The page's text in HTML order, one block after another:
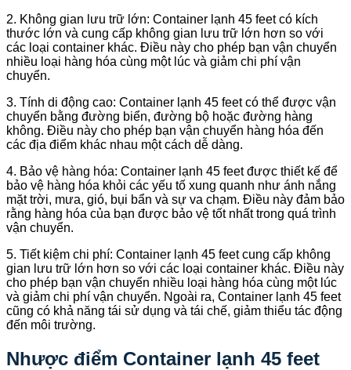
2. Không gian lưu trữ lớn: Container lạnh 45 feet có kích
thước lớn và cung cấp không gian lưu trữ lớn hơn so với
các loại container khác. Điều này cho phép bạn vận chuyển
nhiều loại hàng hóa cùng một lúc và giảm chi phí vận
chuyển.
3. Tính di động cao: Container lạnh 45 feet có thể được vận
chuyển bằng đường biển, đường bộ hoặc đường hàng
không. Điều này cho phép bạn vận chuyển hàng hóa đến
các địa điểm khác nhau một cách dễ dàng.
4. Bảo vệ hàng hóa: Container lạnh 45 feet được thiết kế để
bảo vệ hàng hóa khỏi các yếu tố xung quanh như ánh nắng
mặt trời, mưa, gió, bụi bẩn và sự va chạm. Điều này đảm bảo
rằng hàng hóa của bạn được bảo vệ tốt nhất trong quá trình
vận chuyển.
5. Tiết kiệm chi phí: Container lạnh 45 feet cung cấp không
gian lưu trữ lớn hơn so với các loại container khác. Điều này
cho phép bạn vận chuyển nhiều loại hàng hóa cùng một lúc
và giảm chi phí vận chuyển. Ngoài ra, Container lạnh 45 feet
cũng có khả năng tái sử dụng và tái chế, giảm thiểu tác động
đến môi trường.
Nhược điểm Container lạnh 45 feet